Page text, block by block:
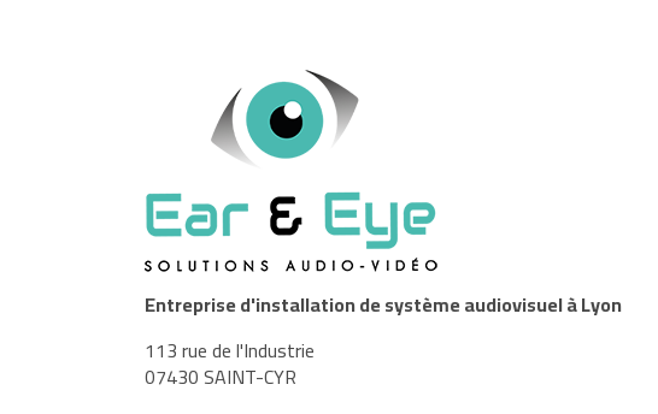
Entreprise d'installation de système audiovisuel à Lyon
113 rue de l'Industrie
07430 SAINT-CYR